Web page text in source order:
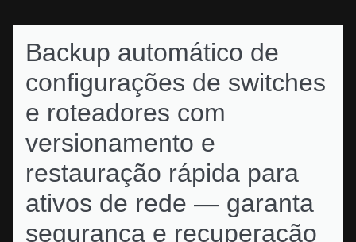
Backup automático de
configurações de switches
e roteadores com
versionamento e
restauração rápida para
ativos de rede — garanta
segurança e recuperação